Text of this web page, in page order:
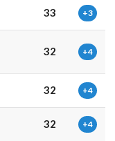
33 +3
32 +4
32 +4
32 +4